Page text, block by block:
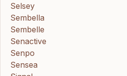
Selsey
Sembella
Sembelle
Senactive
Senpo
Sensea